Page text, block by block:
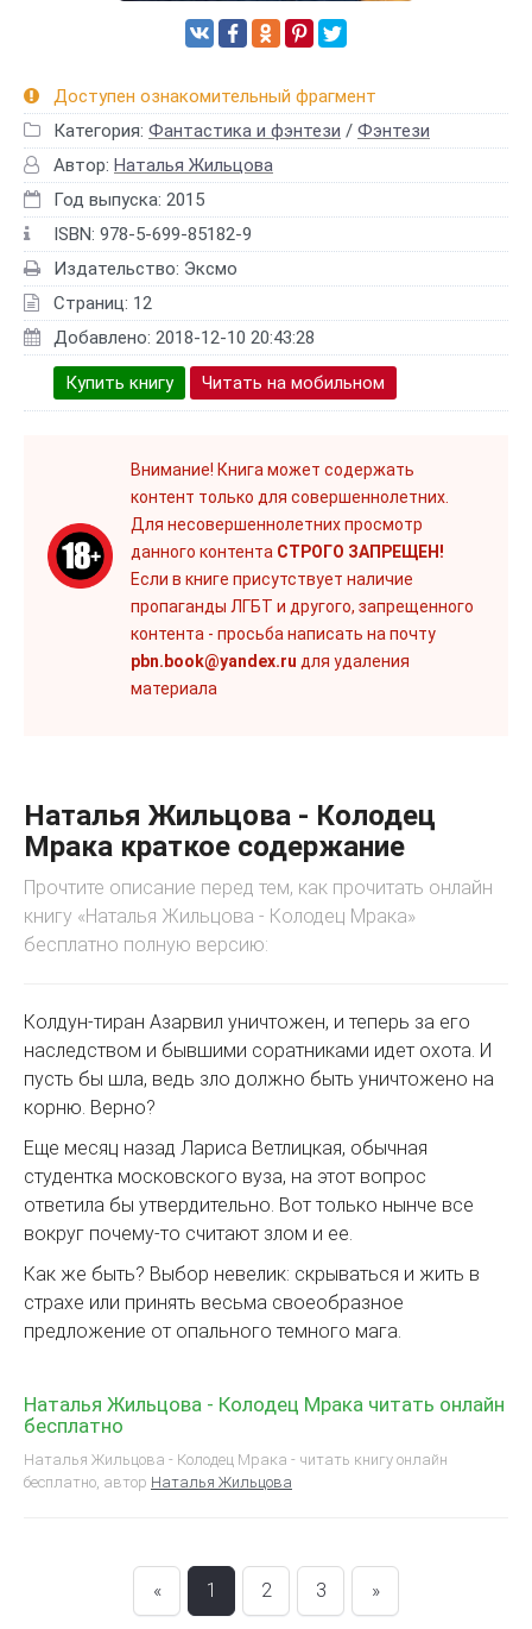
Доступен ознакомительный фрагмент
Категория: Фантастика и фэнтези / Фэнтези
Автор: Наталья Жильцова
Год выпуска: 2015
ISBN: 978-5-699-85182-9
Издательство: Эксмо
Страниц: 12
Добавлено: 2018-12-10 20:43:28
Купить книгу Читать на мобильном
Внимание! Книга может содержать
контент только для совершеннолетних.
Для несовершеннолетних просмотр
данного контента СТРОГО ЗАПРЕЩЕН!
Если в книге присутствует наличие
пропаганды ЛГБТ и другого, запрещенного
контента - просьба написать на почту
pbn.book@yandex.ru для удаления
материала
Наталья Жильцова - Колодец
Мрака краткое содержание
Прочтите описание перед тем, как прочитать онлайн
книгу «Наталья Жильцова - Колодец Мрака»
бесплатно полную версию:
Колдун-тиран Азарвил уничтожен, и теперь за его
наследством и бывшими соратниками идет охота. И
пусть бы шла, ведь зло должно быть уничтожено на
корню. Верно?
Еще месяц назад Лариса Ветлицкая, обычная
студентка московского вуза, на этот вопрос
ответила бы утвердительно. Вот только нынче все
вокруг почему-то считают злом и ее.
Как же быть? Выбор невелик: скрываться и жить в
страхе или принять весьма своеобразное
предложение от опального темного мага.
Наталья Жильцова - Колодец Мрака читать онлайн
бесплатно
Наталья Жильцова - Колодец Мрака - читать книгу онлайн
бесплатно, автор Наталья Жильцова
« 1 2 3 »